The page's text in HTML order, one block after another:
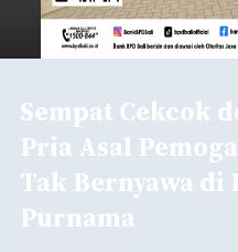
Sempat Cekcok
Pria Asal
Tak Bernyawa di
Purnama